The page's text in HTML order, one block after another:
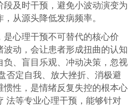
段及时干预，避免小波动演变为
从源头降低发病频率。
是心理干预不可替代的核心价
波动，会让患者形成扭曲的认知
负、盲目乐观、冲动决策，忽视
否定自我、放大挫折、消极避
惯性，是情绪反复失控的根本心
法等专业心理干预，能够针对